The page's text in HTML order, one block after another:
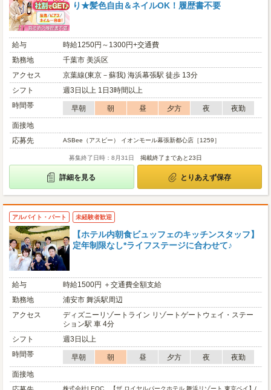
り★髪色自由＆ネイルOK！履歴書不要
給与
時給1250円～1300円+交通費
勤務地
千葉市 美浜区
アクセス
京葉線(東京－蘇我) 海浜幕張駅 徒歩 13分
シフト
週3日以上 1日3時間以上
時間帯
早朝 朝 昼 夕方 夜
夜勤
面接地
応募先
ASBee（アスビー） イオンモール幕張新都心店［1259］
募集終了日時：8月31日 掲載終了まであと23日
詳細を見る とりあえず保存
アルバイト・パート 未経験者歓迎
【ホテル内朝食ビュッフェのキッチンスタッフ】
定年制限なし*ライフステージに合わせて♪
給与
時給1500円 ＋交通費全額支給
勤務地
浦安市 舞浜駅周辺
アクセス
ディズニーリゾートライン リゾートゲートウェイ・ステー
ション駅 車 4分
シフト
週3日以上
時間帯
早朝 朝 昼 夕方 夜
夜勤
面接地
株式会社LEOC 【ザ ロイヤルパークホテル 舞浜リゾート 東京ベイ】/